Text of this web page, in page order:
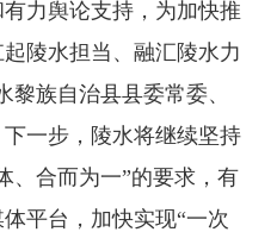
力舆论支持，为加快推
陵水担当、融汇陵水力
黎族自治县县委常委、
一步，陵水将继续坚持
、合而为一”的要求，有
平台，加快实现“一次